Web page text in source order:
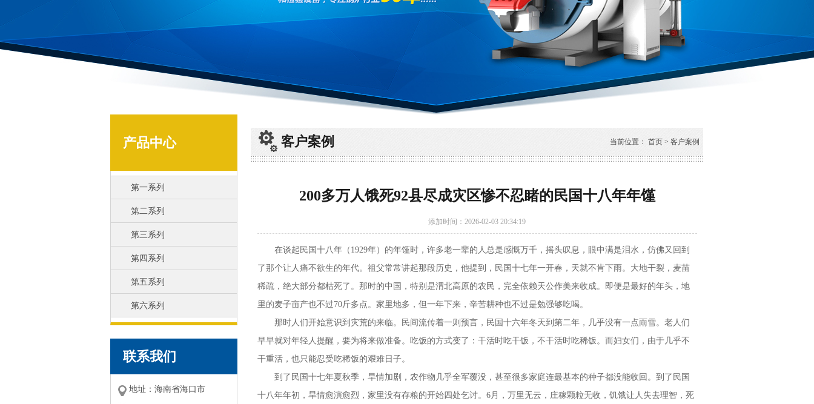
产品中心
第一系列
第二系列
第三系列
第四系列
第五系列
第六系列
联系我们
地址：海南省海口市
客户案例 当前位置： 首页 > 客户案例
200多万人饿死92县尽成灾区惨不忍睹的民国十八年年馑
添加时间：2026-02-03 20:34:19
在谈起民国十八年（1929年）的年馑时，许多老一辈的人总是感慨万千，摇头叹息，眼中满是泪水，仿佛又回到
了那个让人痛不欲生的年代。祖父常常讲起那段历史，他提到，民国十七年一开春，天就不肯下雨。大地干裂，麦苗
稀疏，绝大部分都枯死了。那时的中国，特别是渭北高原的农民，完全依赖天公作美来收成。即便是最好的年头，地
里的麦子亩产也不过70斤多点。家里地多，但一年下来，辛苦耕种也不过是勉强够吃喝。
那时人们开始意识到灾荒的来临。民间流传着一则预言，民国十六年冬天到第二年，几乎没有一点雨雪。老人们
早早就对年轻人提醒，要为将来做准备。吃饭的方式变了：干活时吃干饭，不干活时吃稀饭。而妇女们，由于几乎不
干重活，也只能忍受吃稀饭的艰难日子。
到了民国十七年夏秋季，旱情加剧，农作物几乎全军覆没，甚至很多家庭连最基本的种子都没能收回。到了民国
十八年年初，旱情愈演愈烈，家里没有存粮的开始四处乞讨。6月，万里无云，庄稼颗粒无收，饥饿让人失去理智，死